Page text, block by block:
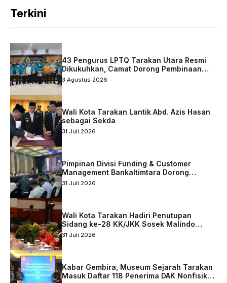
Terkini
43 Pengurus LPTQ Tarakan Utara Resmi
Dikukuhkan, Camat Dorong Pembinaan
Qurani Berkelanjutan
3 Agustus 2026
Wali Kota Tarakan Lantik Abd. Azis Hasan
sebagai Sekda
31 Juli 2026
Pimpinan Divisi Funding & Customer
Management Bankaltimtara Dorong
Percepatan Digitalisasi Keuangan di Kota
31 Juli 2026
Wali Kota Tarakan Hadiri Penutupan
Sidang ke-28 KK/JKK Sosek Malindo
Tingkat Kaltara–Sabah
31 Juli 2026
Kabar Gembira, Museum Sejarah Tarakan
Masuk Daftar 118 Penerima DAK Nonfisik